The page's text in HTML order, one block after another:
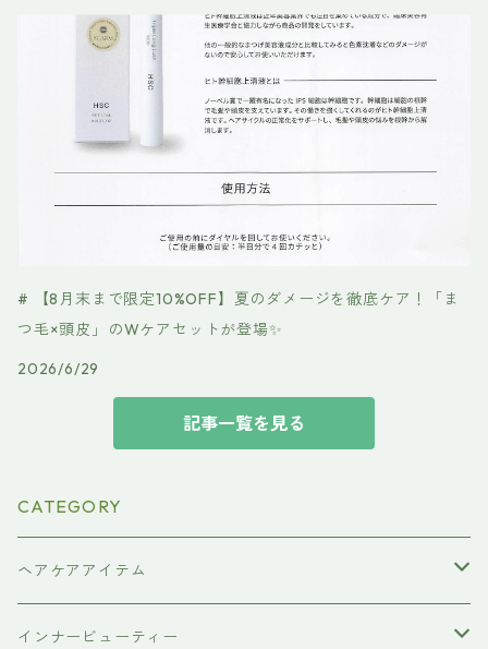
# 【8月末まで限定10%OFF】夏のダメージを徹底ケア！「ま
つ毛×頭皮」のWケアセットが登場✨
2026/6/29
記事一覧を見る
CATEGORY
ヘアケアアイテム
シャンプー
インナービューティー